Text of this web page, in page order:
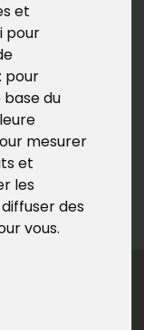
et
pour
pour
du
mesurer
et
les
des
vous.
Poujet a
Revel et au
collège de
fin de carrière,
de coordinateur